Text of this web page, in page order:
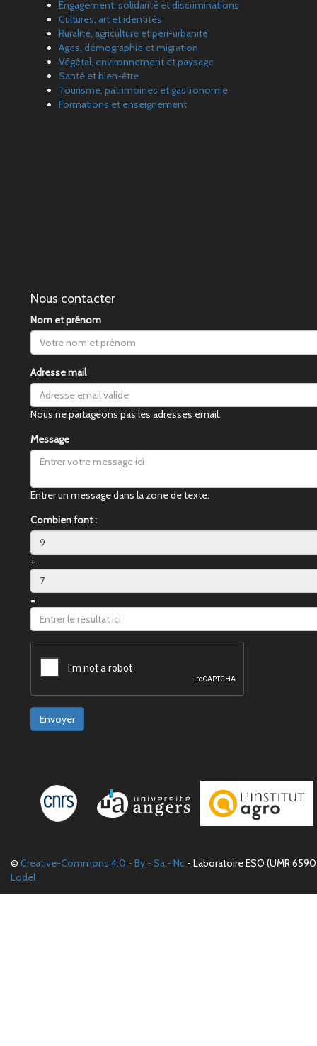
Engagement, solidarité et discriminations
Cultures, art et identités
Ruralité, agriculture et péri-urbanité
Ages, démographie et migration
Végétal, environnement et paysage
Santé et bien-être
Tourisme, patrimoines et gastronomie
Formations et enseignement
Nous contacter
Nom et prénom
Adresse mail
Nous ne partageons pas les adresses email.
Message
Entrer un message dans la zone de texte.
Combien font :
+
=
Envoyer
© Creative-Commons 4.0 - By - Sa - Nc - Laboratoire ESO (UMR
Lodel